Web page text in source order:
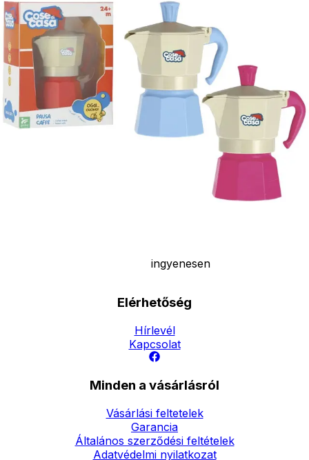
- Homokozójátékok
- Műanyag hajók
- Hinta, csúszda
- Ütők, dobálók
- Strandcikkek
- Egyéb nyári játékok
Lábbal hajtós
járművek
Téli játékok
Részletes
leírás
kedvében
járhatsz, aki
kedveli a kávét.
Ébreszd reggel
anyát, apát és
garantáltan jól
fog indulni a
napjuk. Mérete:
18*14,2*7,2 cm
2790Ft
Nincs raktáron
- Csomagautomata: 1190
ingyenesen
Elérhetőség
Hírlevél
Kapcsolat
Minden a vásárlásról
Vásárlási feltetelek
Garancia
Általános szerződési feltételek
Adatvédelmi nyilatkozat